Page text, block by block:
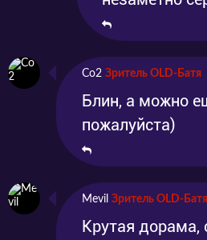
Co2 Зритель OLD-Батя
Блин, а можно
пожалуйста)
Mevil Зритель OLD-Батя
Крутая дорама,